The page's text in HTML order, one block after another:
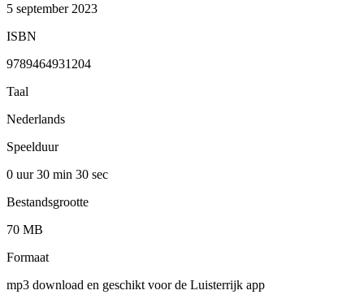
5 september 2023
ISBN
9789464931204
Taal
Nederlands
Speelduur
0 uur 30 min 30 sec
Bestandsgrootte
70 MB
Formaat
mp3 download en geschikt voor de Luisterrijk app